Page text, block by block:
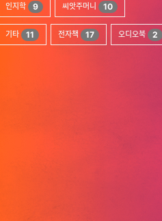
인지학 9 씨앗주머니 10
기타 11 전자책 17 오디오북 2